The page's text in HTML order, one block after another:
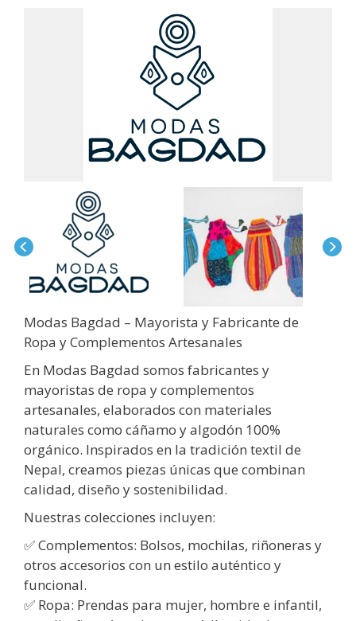
Modas Bagdad – Mayorista y Fabricante de
Ropa y Complementos Artesanales
En Modas Bagdad somos fabricantes y
mayoristas de ropa y complementos
artesanales, elaborados con materiales
naturales como cáñamo y algodón 100%
orgánico. Inspirados en la tradición textil de
Nepal, creamos piezas únicas que combinan
calidad, diseño y sostenibilidad.
Nuestras colecciones incluyen:
✅ Complementos: Bolsos, mochilas, riñoneras y
otros accesorios con un estilo auténtico y
funcional.
✅ Ropa: Prendas para mujer, hombre e infantil,